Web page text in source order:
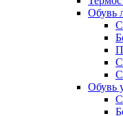
Обувь
Обувь